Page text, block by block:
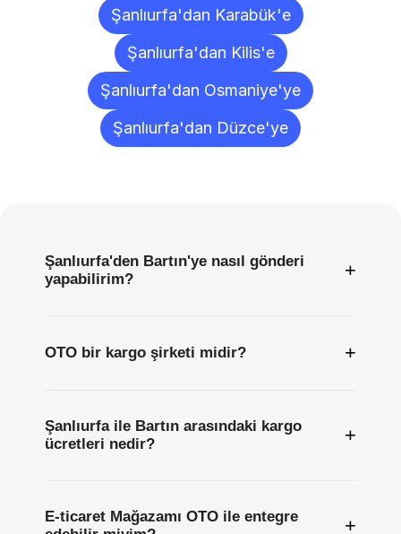
Şanlıurfa'dan Karabük'e
Şanlıurfa'dan Kilis'e
Şanlıurfa'dan Osmaniye'ye
Şanlıurfa'dan Düzce'ye
Şanlıurfa'den Bartın'ye nasıl gönderi
yapabilirim?
+
OTO bir kargo şirketi midir? +
Şanlıurfa ile Bartın arasındaki kargo
ücretleri nedir?
+
E-ticaret Mağazamı OTO ile entegre
+